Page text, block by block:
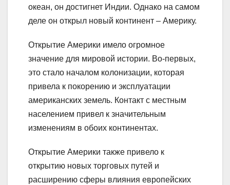
океан, он достигнет Индии. Однако на самом
деле он открыл новый континент – Америку.
Открытие Америки имело огромное
значение для мировой истории. Во-первых,
это стало началом колонизации, которая
привела к покорению и эксплуатации
американских земель. Контакт с местным
населением привел к значительным
изменениям в обоих континентах.
Открытие Америки также привело к
открытию новых торговых путей и
расширению сферы влияния европейских